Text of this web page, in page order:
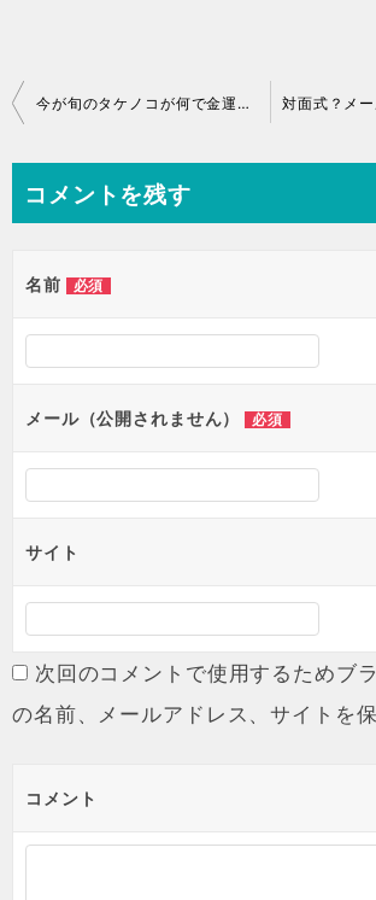
今が旬のタケノコが何で金運アップ食材なのか？その驚愕の理由
コメントを残す
名前 必須
メール（公開されません） 必須
サイト
次回のコメントで使用するためブ
の名前、メールアドレス、サイトを保
コメント